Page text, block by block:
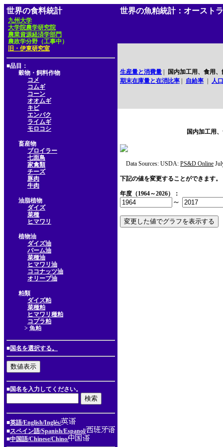
世界の食料統計
九州大学
大学院農学研究院
農業資源経済学部門
農政学分野（工事中）
旧・伊東研究室
■品目：
穀物・飼料作物
コメ
コムギ
コーン
オオムギ
キビ
エンバク
ライムギ
モロコシ
畜産物
ブロイラー
七面鳥
家禽類
チーズ
豚肉
牛肉
油脂植物
ダイズ
菜種
ヒマワリ
植物油
ダイズ油
パーム油
菜種油
ヒマワリ油
ココナッツ油
オリーブ油
粕類
ダイズ粕
菜種粕
ヒマワリ種粕
コプラ粕
> 魚粕
■国名を選択する。
■国名を入力してください。
■英語/English/Inglés/
■スペイン語/Spanish/Espanol/
■中国語/Chinese/Chino/
世界の魚粕統計：オースト
生産量と消費量
国内加工用、食用
期末在庫量と在消比率
自給率 人口
国内加工用
Data Sources: USDA: PS&D Online
下記の値を変更することができます。
年度（1964～2026）：
～